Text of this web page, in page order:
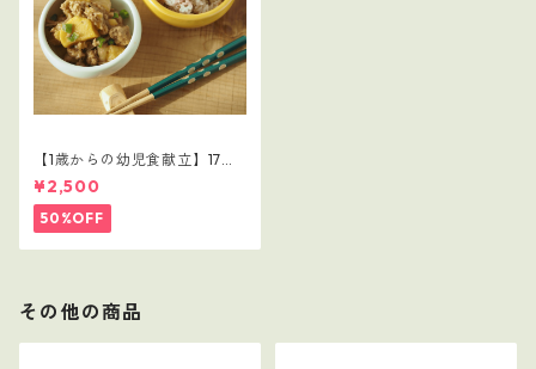
【1歳からの幼児食献立】17レ
シピつき
¥2,500
50%OFF
その他の商品